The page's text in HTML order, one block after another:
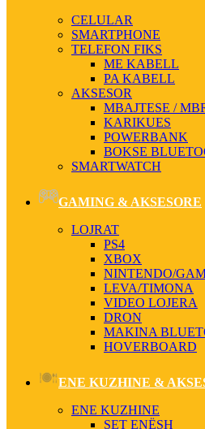
CELULAR
SMARTPHONE
TELEFON FIKS
ME KABELL
PA KABELL
AKSESOR
MBAJTESE /
KARIKUES
POWERBANK
BOKSE
SMARTWATCH
GAMING & AKSESORE
LOJRAT
PS4
XBOX
NINTENDO/
LEVA/TIMONA
VIDEO LOJERA
DRON
MAKINA
HOVERBOARD
ENE KUZHINE &
ENE KUZHINE
SET ENËSH